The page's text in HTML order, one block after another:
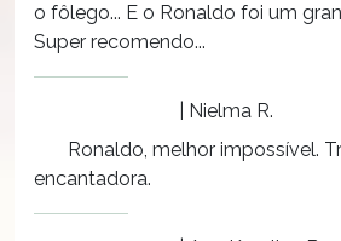
o fôlego... E o Ronaldo foi um
Super recomendo...
| Nielma R.
Ronaldo, melhor impossível.
encantadora.